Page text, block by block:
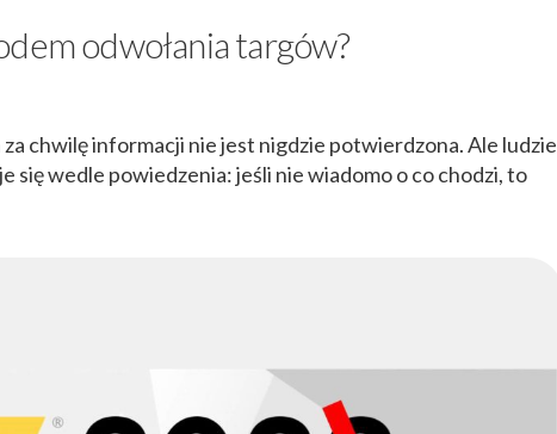
odwołania targów?
chwilę informacji nie jest nigdzie potwierdzona. Ale ludzie
się wedle powiedzenia: jeśli nie wiadomo o co chodzi, to